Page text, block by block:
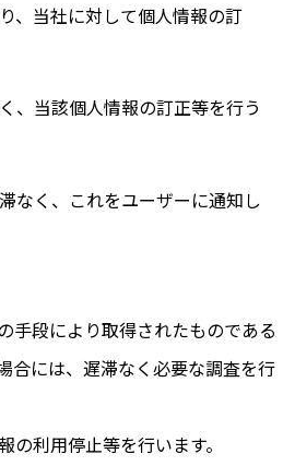
、当社に対して個人情報の訂
、当該個人情報の訂正等を行う
なく、これをユーザーに通知し
手段により取得されたものである
合には、遅滞なく必要な調査を行
利用停止等を行います。